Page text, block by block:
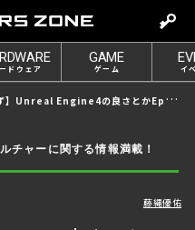
e
t
l
o
g
ドウェア
GAME
ゲーム イ
の良さとかEpic MegaGrantsの現状とか教えてもらいました【インディーゲームインタビューのおまけ】
チャーに関する情報満載！
藤縄優佑